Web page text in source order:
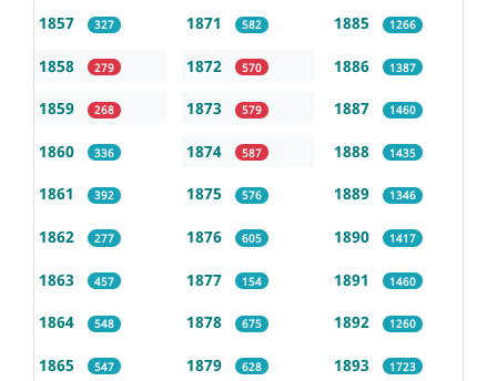
1857 327
1858 279
1859 268
1860 336
1861 392
1862 277
1863 457
1864 548
1865 547
1871 582
1872 570
1873 579
1874 587
1875 576
1876 605
1877 154
1878 675
1879 628
1885 1266
1886 1387
1887 1460
1888 1435
1889 1346
1890 1417
1891 1460
1892 1260
1893 1723